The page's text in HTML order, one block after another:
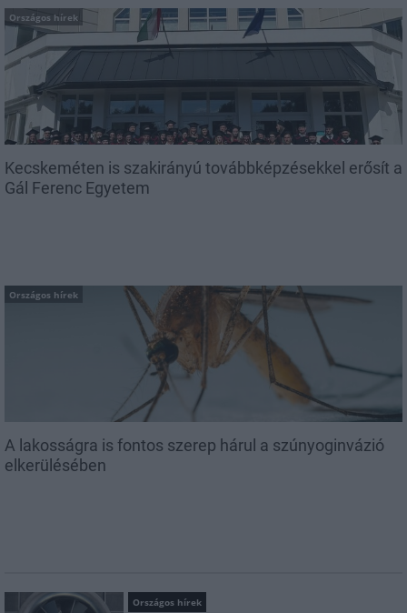
Országos hírek
Kecskeméten is szakirányú továbbképzésekkel erősít a
Gál Ferenc Egyetem
Országos hírek
A lakosságra is fontos szerep hárul a szúnyoginvázió
elkerülésében
Országos hírek